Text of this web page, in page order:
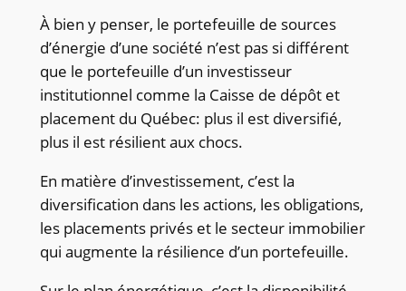
À bien y penser, le portefeuille de sources
d’énergie d’une société n’est pas si différent
que le portefeuille d’un investisseur
institutionnel comme la Caisse de dépôt et
placement du Québec: plus il est diversifié,
plus il est résilient aux chocs.
En matière d’investissement, c’est la
diversification dans les actions, les obligations,
les placements privés et le secteur immobilier
qui augmente la résilience d’un portefeuille.